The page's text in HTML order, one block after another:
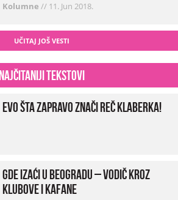
Kolumne // 11. Jun 2018.
UČITAJ JOŠ VESTI
Najčitaniji tekstovi
Evo šta zapravo znači reč klaberka!
Gde izaći u Beogradu – vodič kroz
klubove i kafane